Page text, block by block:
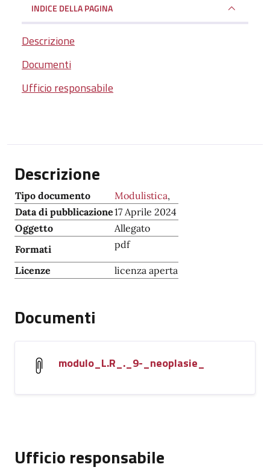
INDICE DELLA PAGINA
Descrizione
Documenti
Ufficio responsabile
Descrizione
Tipo documento Modulistica,
Data di pubblicazione17 Aprile 2024
Oggetto
Allegato
Formati
pdf
Licenze licenza aperta
Documenti
modulo_L.R_._9-_neoplasie_
Ufficio responsabile